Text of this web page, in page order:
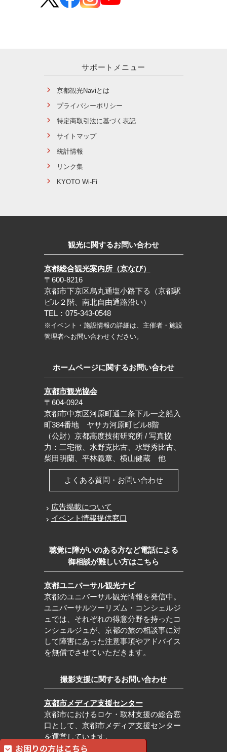
サポートメニュー
京都観光Naviとは
プライバシーポリシー
特定商取引法に基づく表記
サイトマップ
統計情報
リンク集
KYOTO Wi-Fi
観光に関するお問い合わせ
京都総合観光案内所（京なび）
〒600-8216
京都市下京区烏丸通塩小路下る（京都駅
ビル２階、南北自由通路沿い）
TEL：075-343-0548
※イベント・施設情報の詳細は、主催者・施設
管理者へお問い合わせください。
ホームページに関するお問い合わせ
京都市観光協会
〒604-0924
京都市中京区河原町通二条下ル一之船入
町384番地 ヤサカ河原町ビル8階
（公財）京都高度技術研究所 / 写真協
力：三宅徹、水野克比古、水野秀比古、
柴田明蘭、平林義章、横山健蔵 他
よくある質問・お問い合わせ
広告掲載について
イベント情報提供窓口
聴覚に障がいのある方など電話による
御相談が難しい方はこちら
京都ユニバーサル観光ナビ
京都のユニバーサル観光情報を発信中。
ユニバーサルツーリズム・コンシェルジ
ュでは、それぞれの得意分野を持ったコ
ンシェルジュが、京都の旅の相談事に対
して障害にあった注意事項やアドバイス
を無償でさせていただきます。
撮影支援に関するお問い合わせ
京都市メディア支援センター
京都市におけるロケ・取材支援の総合窓
口として、京都市メディア支援センター
を運営しています。